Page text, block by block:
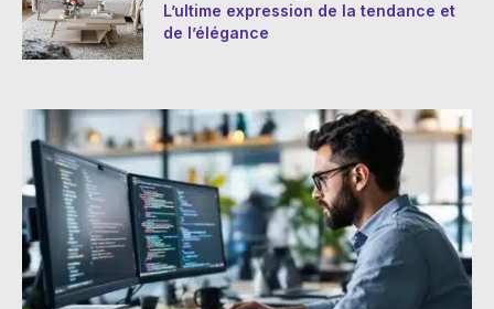
L’ultime expression de la tendance et
de l’élégance